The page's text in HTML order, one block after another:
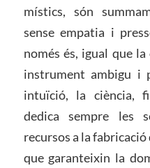
místics, són
sense empatia i
només és, igual que
instrument ambigu i
intuïció, la ciència,
dedica sempre les
recursos a la
que garanteixin la